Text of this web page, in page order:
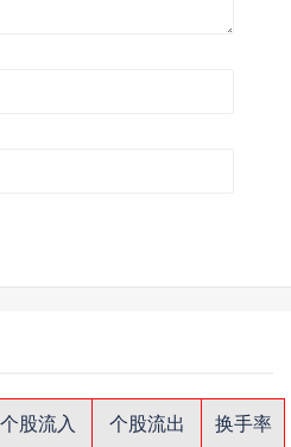
个股流入 个股流出
换手率